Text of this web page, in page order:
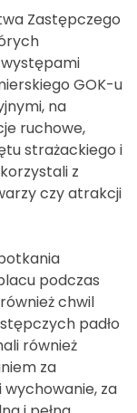
Zastępczego
GOK-u
na
ruchowe,
strażackiego i
z
czy atrakcji
podczas
chwil
padło
również
za
za